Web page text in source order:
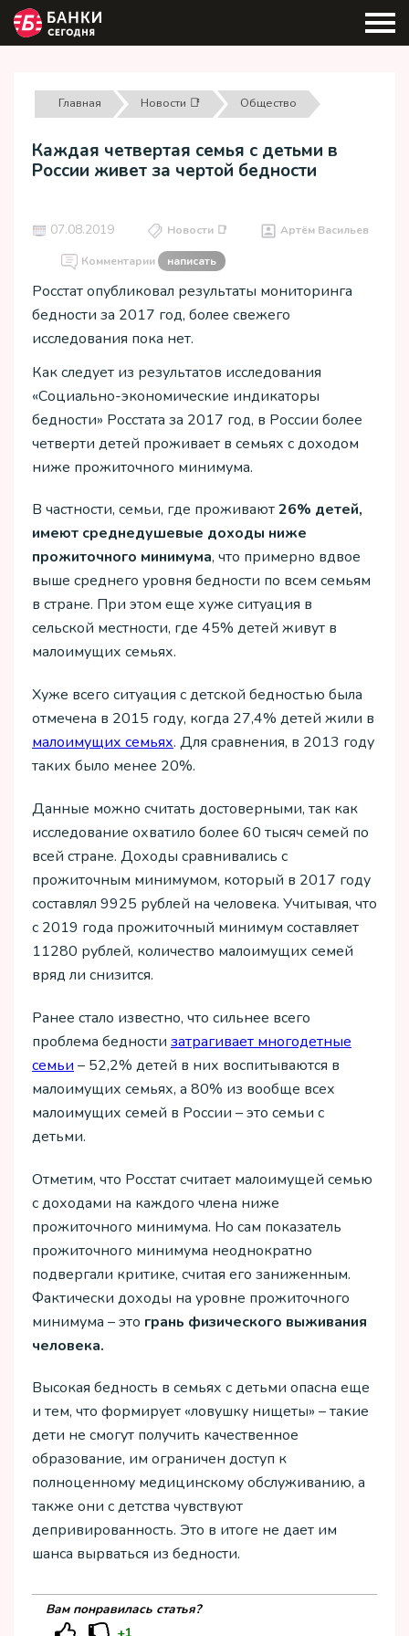
Главная Новости 📑 Общество
Каждая четвертая семья с детьми в
России живет за чертой бедности
07.08.2019 Новости 📑 Артём Васильев
Комментарии написать
Росстат опубликовал результаты мониторинга
бедности за 2017 год, более свежего
исследования пока нет.
Как следует из результатов исследования
«Социально-экономические индикаторы
бедности» Росстата за 2017 год, в России более
четверти детей проживает в семьях с доходом
ниже прожиточного минимума.
В частности, семьи, где проживают26% детей,
имеют среднедушевые доходы ниже
прожиточного минимума, что примерно вдвое
выше среднего уровня бедности по всем семьям
в стране. При этом еще хуже ситуация в
сельской местности, где 45% детей живут в
малоимущих семьях.
Хуже всего ситуация с детской бедностью была
отмечена в 2015 году, когда 27,4% детей жили в
малоимущих семьях. Для сравнения, в 2013 году
таких было менее 20%.
Данные можно считать достоверными, так как
исследование охватило более 60 тысяч семей по
всей стране. Доходы сравнивались с
прожиточным минимумом, который в 2017 году
составлял 9925 рублей на человека. Учитывая, что
с 2019 года прожиточный минимум составляет
11280 рублей, количество малоимущих семей
вряд ли снизится.
Ранее стало известно, что сильнее всего
проблема бедности затрагивает многодетные
семьи – 52,2% детей в них воспитываются в
малоимущих семьях, а 80% из вообще всех
малоимущих семей в России – это семьи с
детьми.
Отметим, что Росстат считает малоимущей семью
с доходами на каждого члена ниже
прожиточного минимума. Но сам показатель
прожиточного минимума неоднократно
подвергали критике, считая его заниженным.
Фактически доходы на уровне прожиточного
минимума – это грань физического выживания
человека.
Высокая бедность в семьях с детьми опасна еще
и тем, что формирует «ловушку нищеты» – такие
дети не смогут получить качественное
образование, им ограничен доступ к
полноценному медицинскому обслуживанию, а
также они с детства чувствуют
депривированность. Это в итоге не дает им
шанса вырваться из бедности.
Вам понравилась статья?
+1